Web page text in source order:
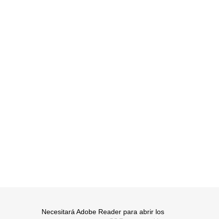
Necesitará Adobe Reader para abrir los